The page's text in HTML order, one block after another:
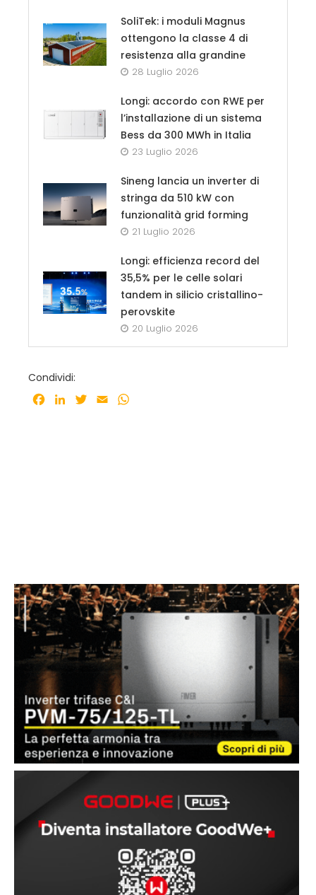
SoliTek: i moduli Magnus
ottengono la classe 4 di
resistenza alla grandine
28 Luglio 2026
Longi: accordo con RWE per
l’installazione di un sistema
Bess da 300 MWh in Italia
23 Luglio 2026
Sineng lancia un inverter di
stringa da 510 kW con
funzionalità grid forming
21 Luglio 2026
Longi: efficienza record del
35,5% per le celle solari
tandem in silicio cristallino-
perovskite
20 Luglio 2026
Condividi:
Facebook
LinkedInTwitter
Email